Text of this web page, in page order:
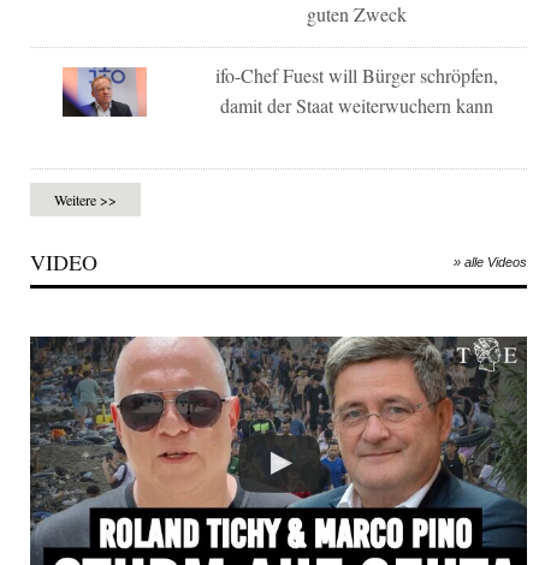
guten Zweck
ifo-Chef Fuest will Bürger schröpfen,
damit der Staat weiterwuchern kann
Weitere >>
VIDEO » alle Videos